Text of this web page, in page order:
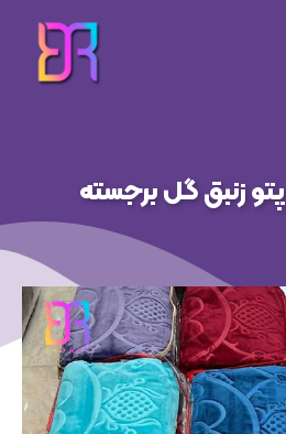
زنبق گل برجسته